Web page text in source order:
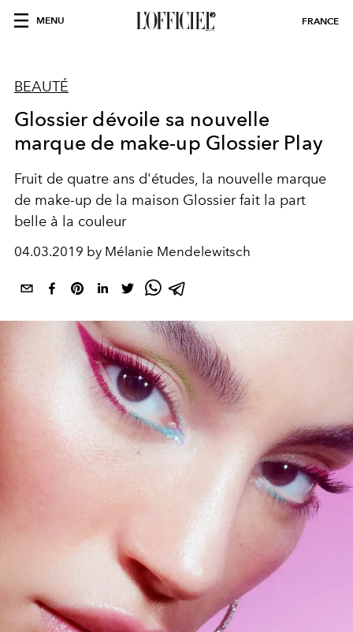
MENU FRANCE
BEAUTÉ
Glossier dévoile sa nouvelle
marque de make-up Glossier Play
Fruit de quatre ans d'études, la nouvelle marque
de make-up de la maison Glossier fait la part
belle à la couleur
04.03.2019 by Mélanie Mendelewitsch